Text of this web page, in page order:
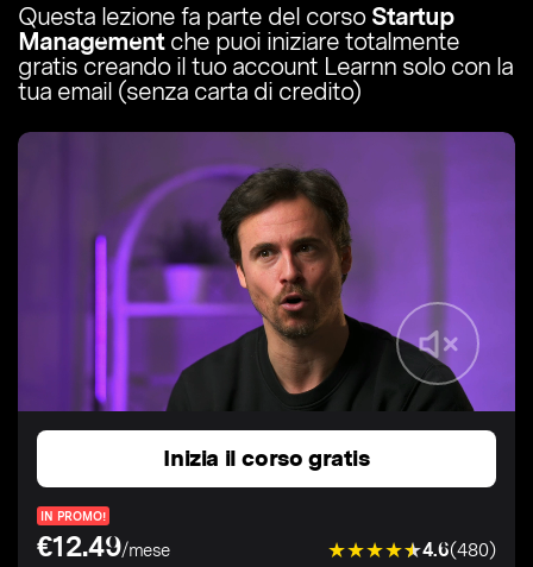
Questa lezione fa parte del corso Startup
Managementche puoi iniziare totalmente
gratis creando il tuo account Learnn solo con la
tua email (senza carta di credito)
Inizia il corso gratis
IN PROMO!
€12.49/mese
4.6(480)